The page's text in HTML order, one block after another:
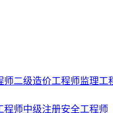
师二级造价工程师监理工
程师中级注册安全工程师